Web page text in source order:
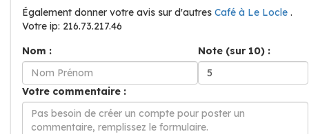
Également donner votre avis sur d'autres Café à Le Locle .
Votre ip: 216.73.217.46
Nom :
Note (sur 10) :
Votre commentaire :